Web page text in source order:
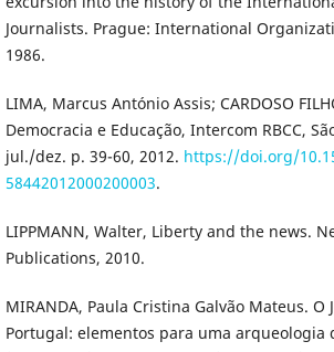
Journalists. Prague: International
1986.
LIMA, Marcus António Assis; CARDOSO
Democracia e Educação, Intercom RBCC,
jul./dez. p. 39-60, 2012. https://doi.org/
58442012000200003.
LIPPMANN, Walter, Liberty and the news.
Publications, 2010.
MIRANDA, Paula Cristina Galvão Mateus. O
Portugal: elementos para uma arqueologia